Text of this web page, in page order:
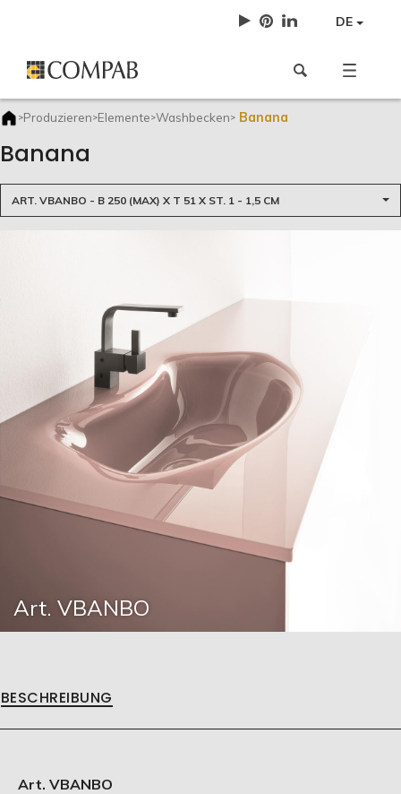
DE
>Produzieren>Elemente>Washbecken> Banana
Banana
ART. VBANBO - B 250 (MAX) X T 51 X ST. 1 - 1,5 CM
Art. VBANBO
BESCHREIBUNG
Art. VBANBO